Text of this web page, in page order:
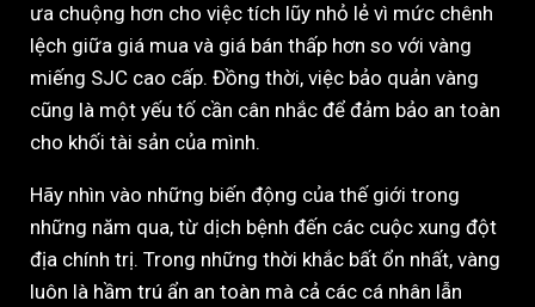
ưa chuộng hơn cho việc tích lũy nhỏ lẻ vì mức chênh
lệch giữa giá mua và giá bán thấp hơn so với vàng
miếng SJC cao cấp. Đồng thời, việc bảo quản vàng
cũng là một yếu tố cần cân nhắc để đảm bảo an toàn
cho khối tài sản của mình.
Hãy nhìn vào những biến động của thế giới trong
những năm qua, từ dịch bệnh đến các cuộc xung đột
địa chính trị. Trong những thời khắc bất ổn nhất, vàng
luôn là hầm trú ẩn an toàn mà cả các cá nhân lẫn